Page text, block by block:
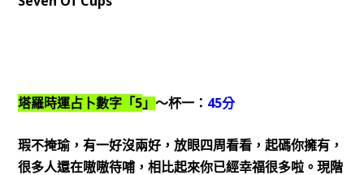
塔羅時運占卜數字「5」 ～杯一： 45分
瑕不掩瑜，有一好沒兩好，放眼四周看看，起碼你擁有，
很多人還在嗷嗷待哺，相比起來你已經幸福很多啦。現階